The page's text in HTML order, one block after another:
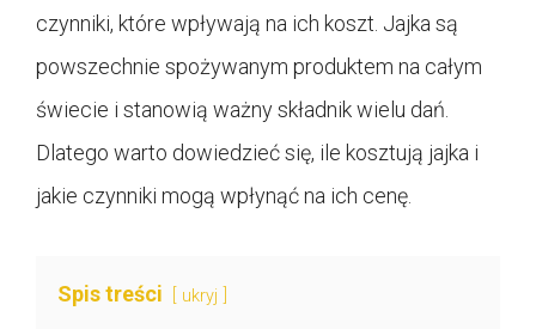
czynniki, które wpływają na ich koszt. Jajka są
powszechnie spożywanym produktem na całym
świecie i stanowią ważny składnik wielu dań.
Dlatego warto dowiedzieć się, ile kosztują jajka i
jakie czynniki mogą wpłynąć na ich cenę.
Spis treści ukryj